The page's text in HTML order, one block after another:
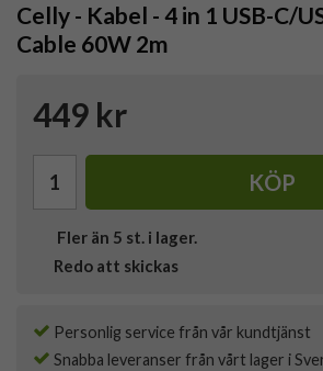
Celly - Kabel - 4 in 1 USB-C/
Cable 60W 2m
449 kr
KÖP
Fler än 5 st. i lager.
Redo att skickas
Personlig service från vår kundtjänst
Snabba leveranser från vårt lager i